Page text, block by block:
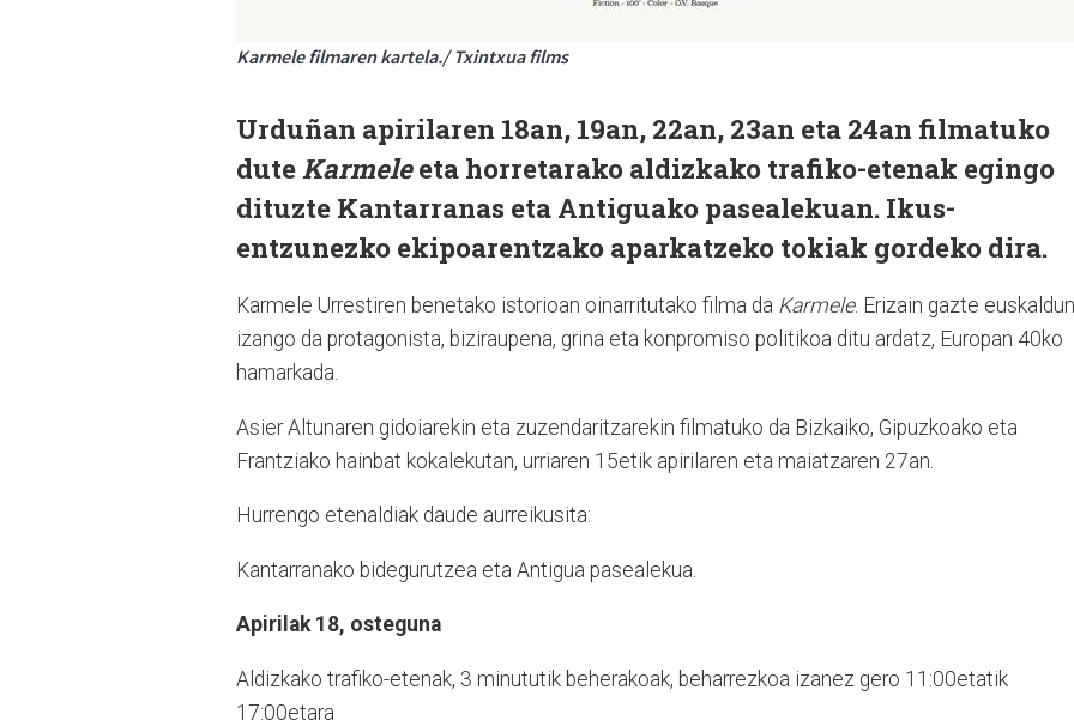
Karmele filmaren kartela./ Txintxua films
Urduñan apirilaren 18an, 19an, 22an, 23an eta 24an filmatuko
duteKarmeleeta horretarako aldizkako trafiko-etenak egingo
dituzte Kantarranas eta Antiguako pasealekuan. Ikus-
entzunezko ekipoarentzako aparkatzeko tokiak gordeko dira.
Karmele Urrestiren benetako istorioan oinarritutako filma da Karmele. Erizain gazte
izango da protagonista, biziraupena, grina eta konpromiso politikoa ditu ardatz, Europan 40ko
hamarkada.
Asier Altunaren gidoiarekin eta zuzendaritzarekin filmatuko da Bizkaiko, Gipuzkoako eta
Frantziako hainbat kokalekutan, urriaren 15etik apirilaren eta maiatzaren 27an.
Hurrengo etenaldiak daude aurreikusita:
Kantarranako bidegurutzea eta Antigua pasealekua.
Apirilak 18, osteguna
Aldizkako trafiko-etenak, 3 minututik beherakoak, beharrezkoa izanez gero 11:00etatik
17:00etara